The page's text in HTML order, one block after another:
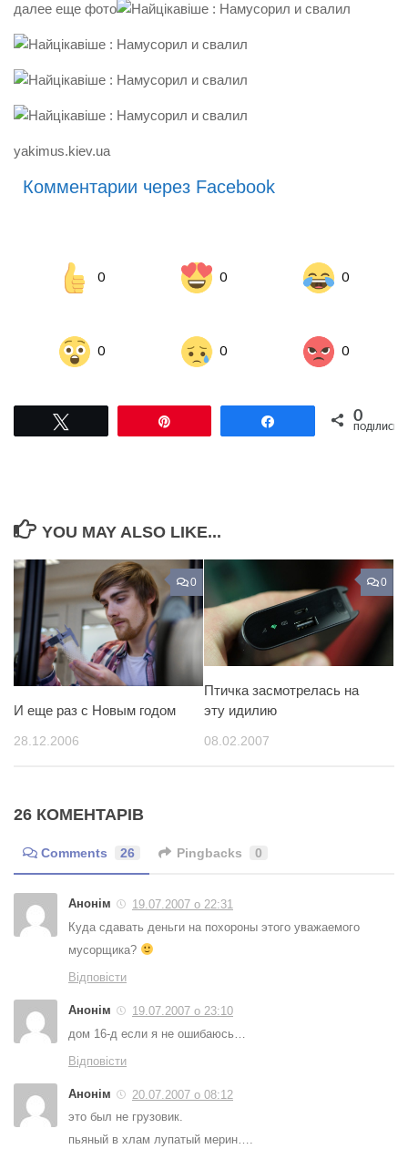
далее еще фото
yakimus.kiev.ua
Комментарии через Facebook
0 0 0
0 0 0
Поділитися0
ПОДІЛИСЬ
YOU MAY ALSO LIKE...
0
И еще раз с Новым годом
28.12.2006
0
Птичка засмотрелась на
эту идилию
08.02.2007
26 КОМЕНТАРІВ
Comments 26 Pingbacks 0
Анонім
19.07.2007 о 22:31
Куда сдавать деньги на похороны этого уважаемого
мусорщика?
Відповісти
Анонім
19.07.2007 о 23:10
дом 16-д если я не ошибаюсь…
Відповісти
Анонім
20.07.2007 о 08:12
это был не грузовик.
пьяный в хлам лупатый мерин….